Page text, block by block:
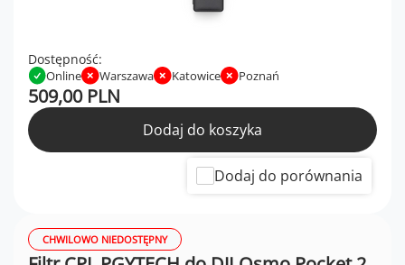
Dostępność:
Online Warszawa Katowice Poznań
509,00 PLN
Dodaj do koszyka
Dodaj do porównania
CHWILOWO NIEDOSTĘPNY